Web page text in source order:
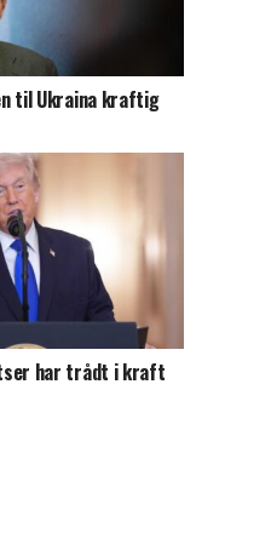
til Ukraina kraftig
har trådt i kraft